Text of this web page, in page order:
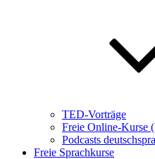
TED-Vorträge
Freie Online-Kurse
Podcasts
Freie Sprachkurse